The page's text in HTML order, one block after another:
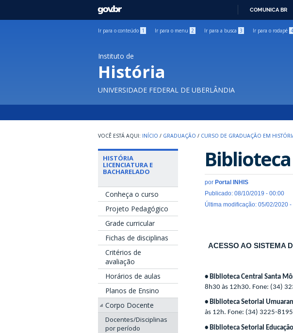
GOVBR
COMUNICA BR
Ir para o conteúdo 1 Ir para o menu 2 Ir para a busca 3 Ir para o rodapé 4
Instituto de
História
UNIVERSIDADE FEDERAL DE UBERLÂNDIA
INÍCIO / GRADUAÇÃO / CURSO DE GRADUAÇÃO EM
HISTÓRIA
LICENCIATURA E
BACHARELADO
Conheça o curso
Projeto Pedagógico
Grade curricular
Fichas de disciplinas
Critérios de
avaliação
Horários de aulas
Planos de Ensino
Corpo Docente
Docentes/Disciplinas
por período
Biblioteca
por Portal INHIS
Publicado: 08/10/2019 - 00:00
Última modificação: 05/02/2020 -
ACESSO AO SISTEMA
• Biblioteca Central Santa
8h30 às 12h30. Fone: (34)
• Biblioteca Setorial
às 12h. Fone: (34) 3225-
• Biblioteca Setorial